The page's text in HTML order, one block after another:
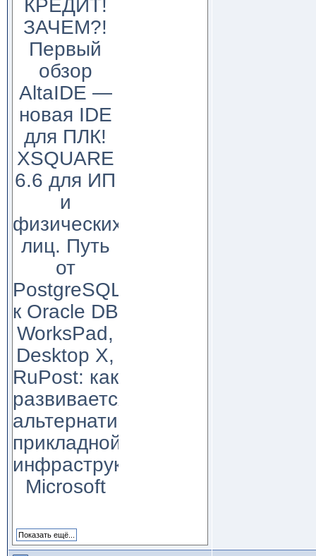
КРЕДИТ!
ЗАЧЕМ?!
Первый
обзор
AltaIDE —
новая IDE
для ПЛК!
XSQUARE
6.6 для ИП
и
физических
лиц. Путь
от
PostgreSQL
к Oracle DB
WorksPad,
Desktop X,
RuPost: как
развивается
альтернатива
прикладной
инфраструктуре
Microsoft